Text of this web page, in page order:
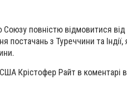
повністю відмовитися від
постачань з Туреччини та Індії,
Крістофер Райт в коментарі